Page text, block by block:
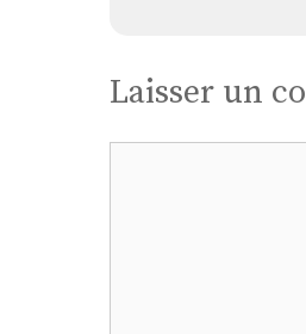
Laisser un